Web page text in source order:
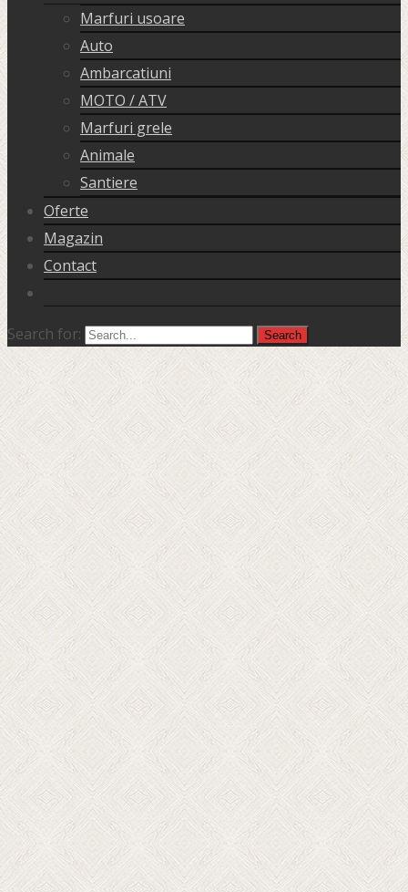
Marfuri usoare
Auto
Ambarcatiuni
MOTO / ATV
Marfuri grele
Animale
Santiere
Oferte
Magazin
Contact
Search for: